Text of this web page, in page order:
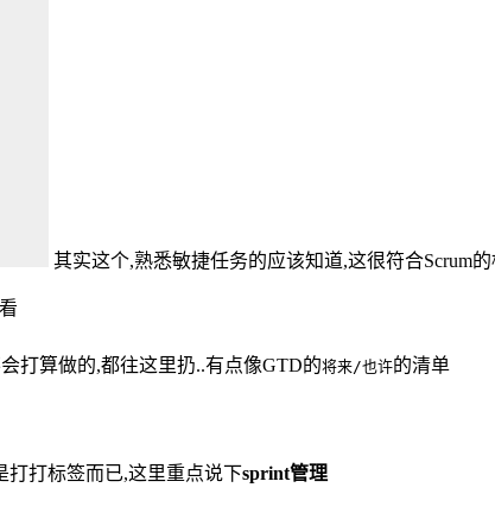
其实这个,熟悉敏捷任务的应该知道,这很符合Scrum
打算做的,都往这里扔..有点像GTD的将来/也许的清单
打打标签而已,这里重点说下sprint管理